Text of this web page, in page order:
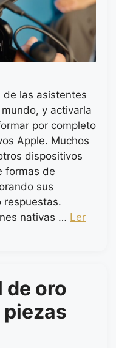
de las asistentes
y activarla
por completo
Apple. Muchos
dispositivos
formas de
sus
respuestas.
nativas … Ler
de oro